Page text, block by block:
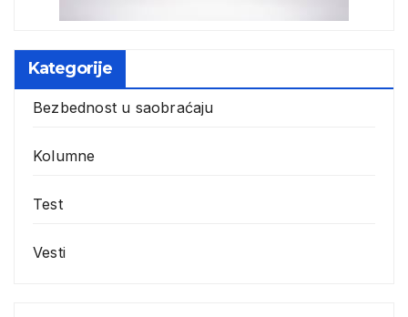
Kategorije
Bezbednost u saobraćaju
Kolumne
Test
Vesti